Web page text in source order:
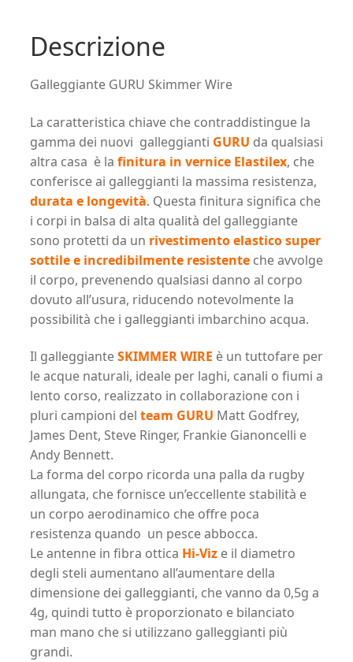
Descrizione
Galleggiante GURU Skimmer Wire
La caratteristica chiave che contraddistingue la
gamma dei nuovi galleggianti GURU da qualsiasi
altra casa è la finitura in vernice Elastilex, che
conferisce ai galleggianti la massima resistenza,
durata e longevità. Questa finitura significa che
i corpi in balsa di alta qualità del galleggiante
sono protetti da un rivestimento elastico super
sottile e incredibilmente resistenteche avvolge
il corpo, prevenendo qualsiasi danno al corpo
dovuto all’usura, riducendo notevolmente la
possibilità che i galleggianti imbarchino acqua.
Il galleggianteSKIMMER WIRE è un tuttofare per
le acque naturali, ideale per laghi, canali o fiumi a
lento corso, realizzato in collaborazione con i
pluri campioni del team GURU Matt Godfrey,
James Dent, Steve Ringer, Frankie Gianoncelli e
Andy Bennett.
La forma del corpo ricorda una palla da rugby
allungata, che fornisce un’eccellente stabilità e
un corpo aerodinamico che offre poca
resistenza quando un pesce abbocca.
Le antenne in fibra ottica Hi-Vize il diametro
degli steli aumentano all’aumentare della
dimensione dei galleggianti, che vanno da 0,5g a
4g, quindi tutto è proporzionato e bilanciato
man mano che si utilizzano galleggianti più
grandi.